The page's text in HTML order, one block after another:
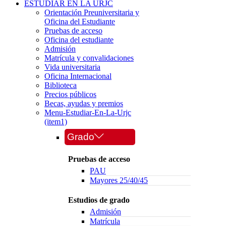
ESTUDIAR EN LA URJC
Orientación Preuniversitaria y
Oficina del Estudiante
Pruebas de acceso
Oficina del estudiante
Admisión
Matrícula y convalidaciones
Vida universitaria
Oficina Internacional
Biblioteca
Precios públicos
Becas, ayudas y premios
Menu-Estudiar-En-La-Urjc
(item1)
Grado
Pruebas de acceso
PAU
Mayores 25/40/45
Estudios de grado
Admisión
Matrícula